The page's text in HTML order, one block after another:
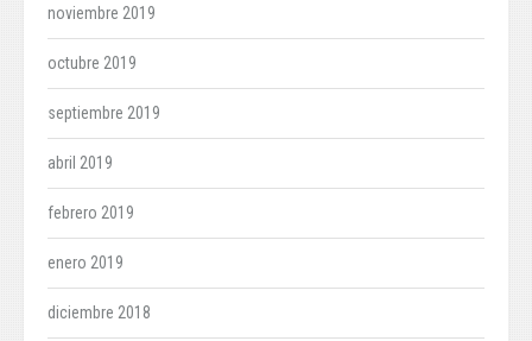
noviembre 2019
octubre 2019
septiembre 2019
abril 2019
febrero 2019
enero 2019
diciembre 2018